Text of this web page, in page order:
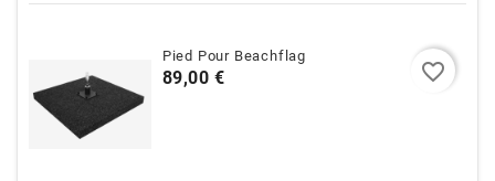
Pied Pour Beachflag
89,00 €Prix favorite_border